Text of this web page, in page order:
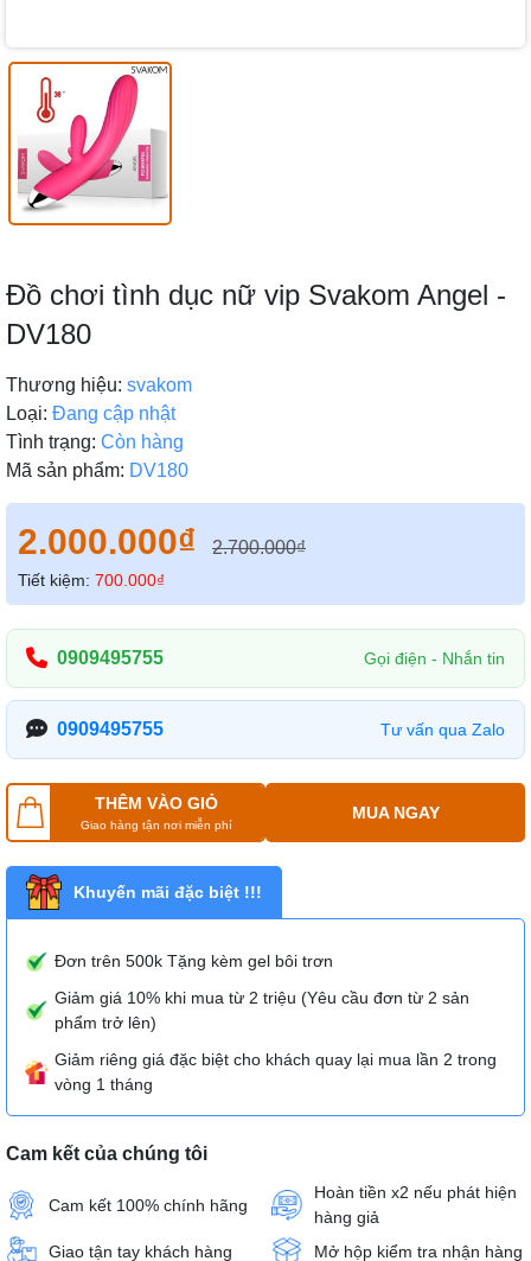
Đồ chơi tình dục nữ vip Svakom Angel -
DV180
Thương hiệu: svakom
Loại: Đang cập nhật
Tình trạng: Còn hàng
Mã sản phẩm: DV180
2.000.000₫ 2.700.000₫
Tiết kiệm: 700.000₫
0909495755 Gọi điện - Nhắn tin
0909495755 Tư vấn qua Zalo
THÊM VÀO GIỎ
Giao hàng tận nơi miễn phí
MUA NGAY
Khuyến mãi đặc biệt !!!
Đơn trên 500k Tặng kèm gel bôi trơn
Giảm giá 10% khi mua từ 2 triệu (Yêu cầu đơn từ 2 sản
phẩm trở lên)
Giảm riêng giá đặc biệt cho khách quay lại mua lần 2 trong
vòng 1 tháng
Cam kết của chúng tôi
Cam kết 100% chính hãng
Hoàn tiền x2 nếu phát hiện
hàng giả
Giao tận tay khách hàng
Mở hộp kiểm tra nhận hàng